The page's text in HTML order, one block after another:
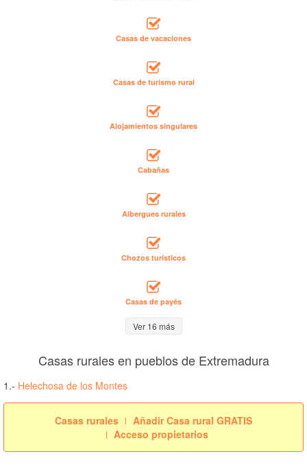
Casas de vacaciones
Casas de turismo rural
Alojamientos singulares
Cabañas
Albergues rurales
Chozos turísticos
Casas de payés
Ver 16 más
Casas rurales en pueblos de Extremadura
1.- Helechosa de los Montes
Casas rurales
Añadir Casa rural GRATIS
Acceso propietarios